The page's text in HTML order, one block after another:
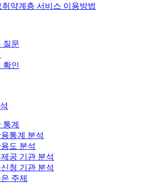
취약계층 서비스 이용방법
질문
확인
계
통계 분석
도 분석
공 기관 분석
청 기관 분석
주제